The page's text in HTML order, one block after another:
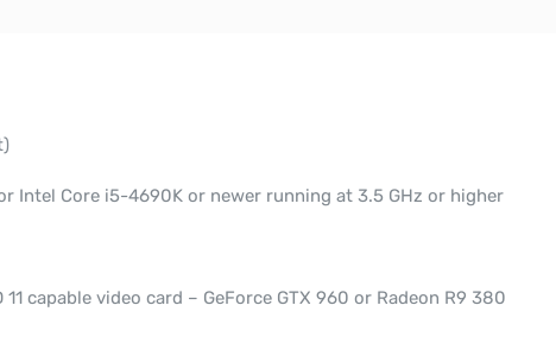
Intel Core i5-4690K or newer running at 3.5 GHz or higher
11 capable video card – GeForce GTX 960 or Radeon R9 380